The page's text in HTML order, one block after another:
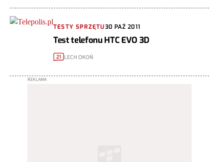
TESTY SPRZĘTU30 PAŹ 2011
Test telefonu HTC EVO 3D
21 LECH OKOŃ